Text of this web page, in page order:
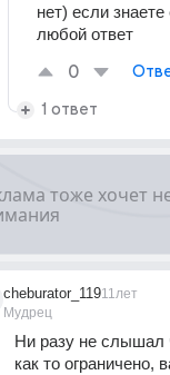
нет) если знаете
любой ответ
0
1 ответ
cheburator_119
Мудрец
11лет
Ни разу не слышал
как то ограничено,